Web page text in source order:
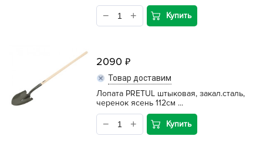
Купить
2090
Товар доставим
Лопата PRETUL штыковая, закал.сталь,
черенок ясень 112см ...
Купить